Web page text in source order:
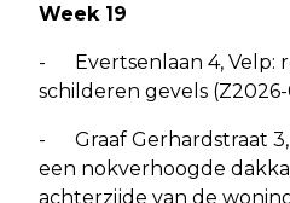
Week 19
- Evertsenlaan 4, Velp:
schilderen gevels (Z2026-
- Graaf Gerhardstraat 3,
een nokverhoogde
achterzijde van de